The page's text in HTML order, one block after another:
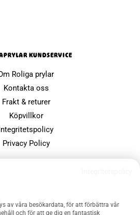
KUNDSERVICE
Roliga prylar
Kontakta oss
Frakt & returer
Köpvillkor
Privacy Policy
Julklappsspelet
av våra besökardata, för att förbättra vår
och för att ge dig en fantastisk